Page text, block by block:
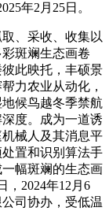
年2月25日。
、采收、收集以
斑斓生态画卷
此映托，丰硕景
力农业从动化，
候鸟越冬季禁航
度。成为一道诱
械人及其消息平
置和识别算法手
幅斑斓的生态画
，2024年12月6
司协办，受低温